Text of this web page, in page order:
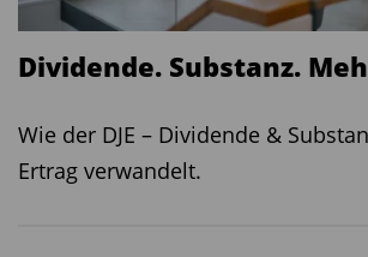
Dividende. Substanz.
Wie der DJE – Dividende &
Ertrag verwandelt.